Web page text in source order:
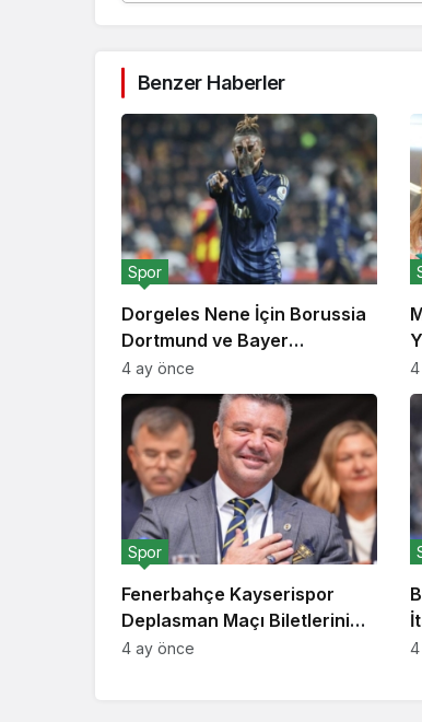
Benzer Haberler
Dorgeles Nene İçin Borussia
Dortmund ve Bayer
Leverkusen Devreye Girdi
Spor
4 ay önce
Fenerbahçe Kayserispor
Deplasman Maçı Biletlerini
Taraftarı İçin Sübvanse Etti
Spor
4 ay önce